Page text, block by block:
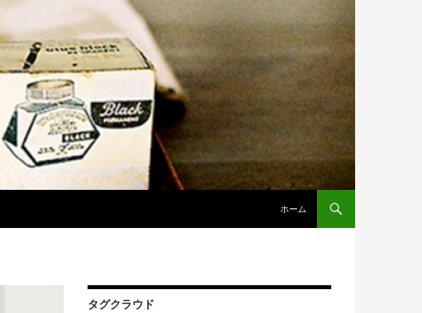
ホーム
タグクラウド